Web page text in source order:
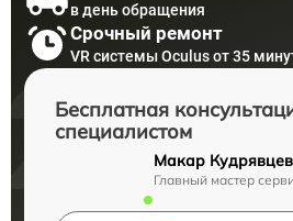
в день обращения
Срочный ремонт
VR системы Oculus от 35
Бесплатная
специалистом
Макар Кудрявцев
Главный мастер